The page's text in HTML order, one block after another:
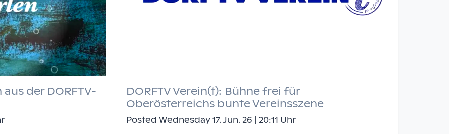
der DORFTV-
DORFTV Verein(t): Bühne frei für
Oberösterreichs bunte Vereinsszene
Posted Wednesday 17. Jun. 26 | 20:11 Uhr